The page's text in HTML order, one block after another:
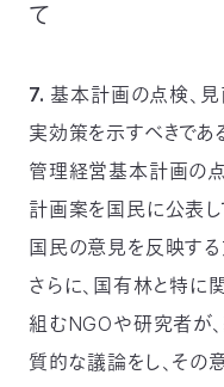
て
7. 基本計画の点検、
実効策を示すべきであ
管理経営基本計画の
計画案を国民に公表し
国民の意見を反映する
さらに、国有林と特に
組むNGOや研究者が
質的な議論をし、その